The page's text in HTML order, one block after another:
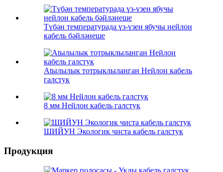
Түбән температурада үз-үзен ябучы нейлон
кабель бәйләнеше
Atылылык тотрыклыланган Нейлон кабель
галстук
8 мм Нейлон кабель галстук
ШИЙУН Экологик чиста кабель галстук
Продукция